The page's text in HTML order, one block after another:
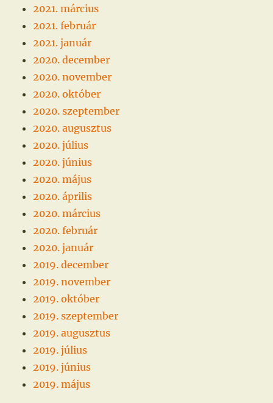
2021. március
2021. február
2021. január
2020. december
2020. november
2020. október
2020. szeptember
2020. augusztus
2020. július
2020. június
2020. május
2020. április
2020. március
2020. február
2020. január
2019. december
2019. november
2019. október
2019. szeptember
2019. augusztus
2019. július
2019. június
2019. május